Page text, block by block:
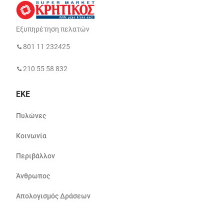
Εξυπηρέτηση πελατών
801 11 232425
210 55 58 832
ΕΚΕ
Πυλώνες
Κοινωνία
Περιβάλλον
Άνθρωπος
Απολογισμός Δράσεων